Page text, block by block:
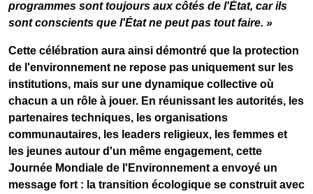
programmes sont toujours aux côtés de l'État, car ils
sont conscients que l'État ne peut pas tout faire. »
Cette célébration aura ainsi démontré que la protection
de l'environnement ne repose pas uniquement sur les
institutions, mais sur une dynamique collective où
chacun a un rôle à jouer. En réunissant les autorités, les
partenaires techniques, les organisations
communautaires, les leaders religieux, les femmes et
les jeunes autour d'un même engagement, cette
Journée Mondiale de l'Environnement a envoyé un
message fort : la transition écologique se construit avec